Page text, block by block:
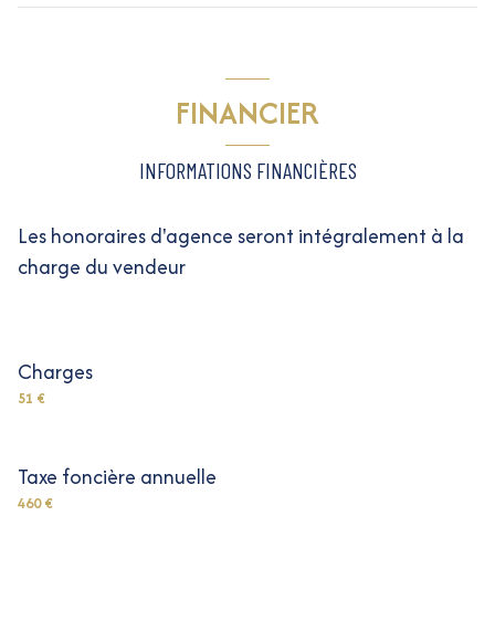
FINANCIER
INFORMATIONS FINANCIÈRES
Les honoraires d'agence seront intégralement à la
charge du vendeur
Charges
51 €
Taxe foncière annuelle
460 €